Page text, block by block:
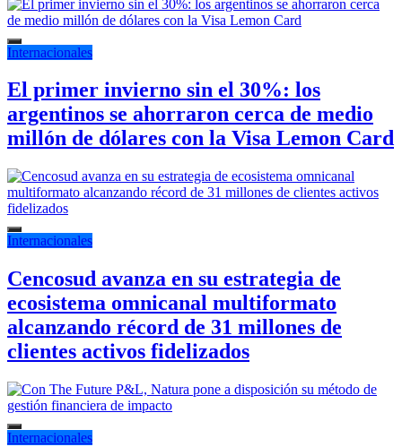
Internacionales
El primer invierno sin el 30%: los
argentinos se ahorraron cerca de medio
millón de dólares con la Visa Lemon Card
Internacionales
Cencosud avanza en su estrategia de
ecosistema omnicanal multiformato
alcanzando récord de 31 millones de
clientes activos fidelizados
Internacionales